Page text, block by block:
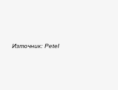
Източник: Petel